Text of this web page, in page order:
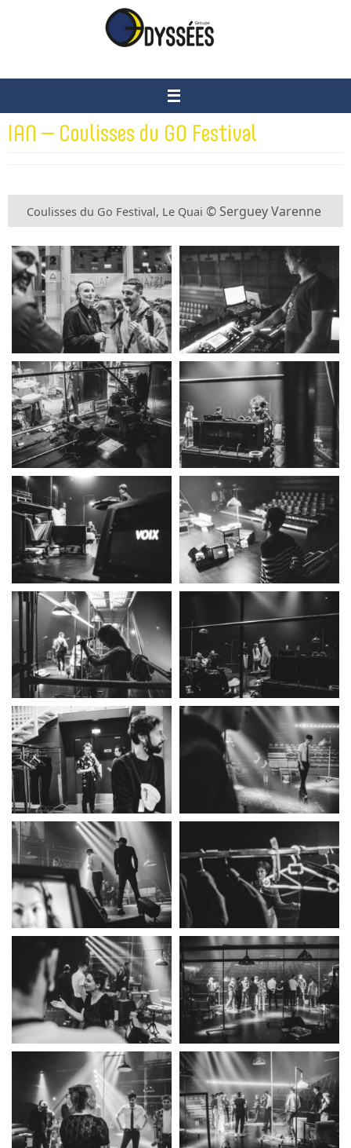
IAN – Coulisses du GO Festival
Coulisses du Go Festival, Le Quai © Serguey Varenne